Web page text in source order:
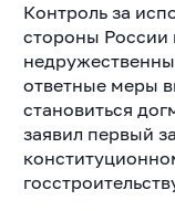
Контроль за
стороны
ответные меры
становиться
заявил первый